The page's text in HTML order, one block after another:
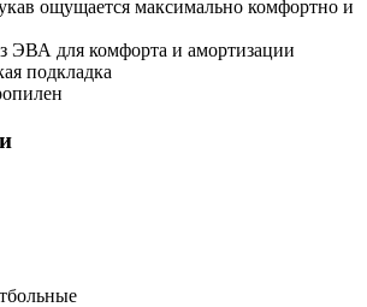
ощущается максимально комфортно и
ЭВА для комфорта и амортизации
подкладка